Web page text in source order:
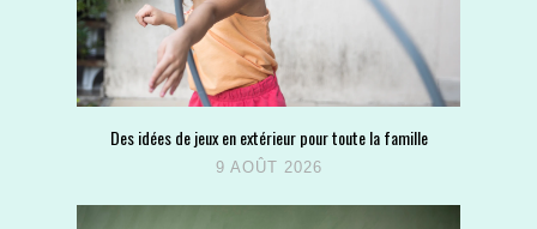
Des idées de jeux en extérieur pour toute la famille
9 AOÛT 2026